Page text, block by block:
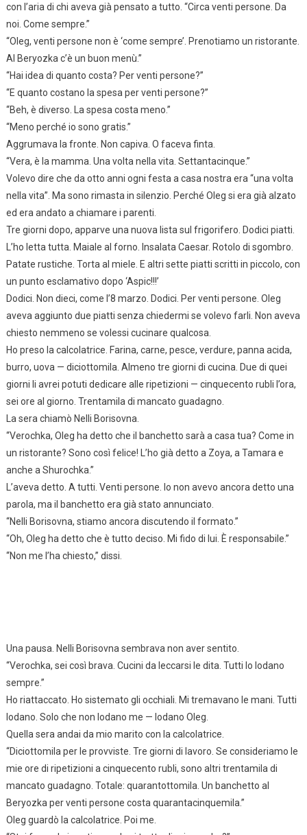
con l’aria di chi aveva già pensato a tutto. “Circa venti persone. Da
noi. Come sempre.”
“Oleg, venti persone non è ‘come sempre’. Prenotiamo un ristorante.
Al Beryozka c’è un buon menù.”
“Hai idea di quanto costa? Per venti persone?”
“E quanto costano la spesa per venti persone?”
“Beh, è diverso. La spesa costa meno.”
“Meno perché io sono gratis.”
Aggrumava la fronte. Non capiva. O faceva finta.
“Vera, è la mamma. Una volta nella vita. Settantacinque.”
Volevo dire che da otto anni ogni festa a casa nostra era “una volta
nella vita”. Ma sono rimasta in silenzio. Perché Oleg si era già alzato
ed era andato a chiamare i parenti.
Tre giorni dopo, apparve una nuova lista sul frigorifero. Dodici piatti.
L’ho letta tutta. Maiale al forno. Insalata Caesar. Rotolo di sgombro.
Patate rustiche. Torta al miele. E altri sette piatti scritti in piccolo, con
un punto esclamativo dopo ‘Aspic!!!’
Dodici. Non dieci, come l’8 marzo. Dodici. Per venti persone. Oleg
aveva aggiunto due piatti senza chiedermi se volevo farli. Non aveva
chiesto nemmeno se volessi cucinare qualcosa.
Ho preso la calcolatrice. Farina, carne, pesce, verdure, panna acida,
burro, uova — diciottomila. Almeno tre giorni di cucina. Due di quei
giorni li avrei potuti dedicare alle ripetizioni — cinquecento rubli l’ora,
sei ore al giorno. Trentamila di mancato guadagno.
La sera chiamò Nelli Borisovna.
“Verochka, Oleg ha detto che il banchetto sarà a casa tua? Come in
un ristorante? Sono così felice! L’ho già detto a Zoya, a Tamara e
anche a Shurochka.”
L’aveva detto. A tutti. Venti persone. Io non avevo ancora detto una
parola, ma il banchetto era già stato annunciato.
“Nelli Borisovna, stiamo ancora discutendo il formato.”
“Oh, Oleg ha detto che è tutto deciso. Mi fido di lui. È responsabile.”
“Non me l’ha chiesto,” dissi.
Una pausa. Nelli Borisovna sembrava non aver sentito.
“Verochka, sei così brava. Cucini da leccarsi le dita. Tutti lo lodano
sempre.”
Ho riattaccato. Ho sistemato gli occhiali. Mi tremavano le mani. Tutti
lodano. Solo che non lodano me — lodano Oleg.
Quella sera andai da mio marito con la calcolatrice.
“Diciottomila per le provviste. Tre giorni di lavoro. Se consideriamo le
mie ore di ripetizioni a cinquecento rubli, sono altri trentamila di
mancato guadagno. Totale: quarantottomila. Un banchetto al
Beryozka per venti persone costa quarantacinquemila.”
Oleg guardò la calcolatrice. Poi me.